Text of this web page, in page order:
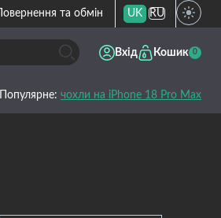
Повернення та обмін UK RU
Вхід Кошик 0
Популярне: чохли на iPhone 18 Pro Max